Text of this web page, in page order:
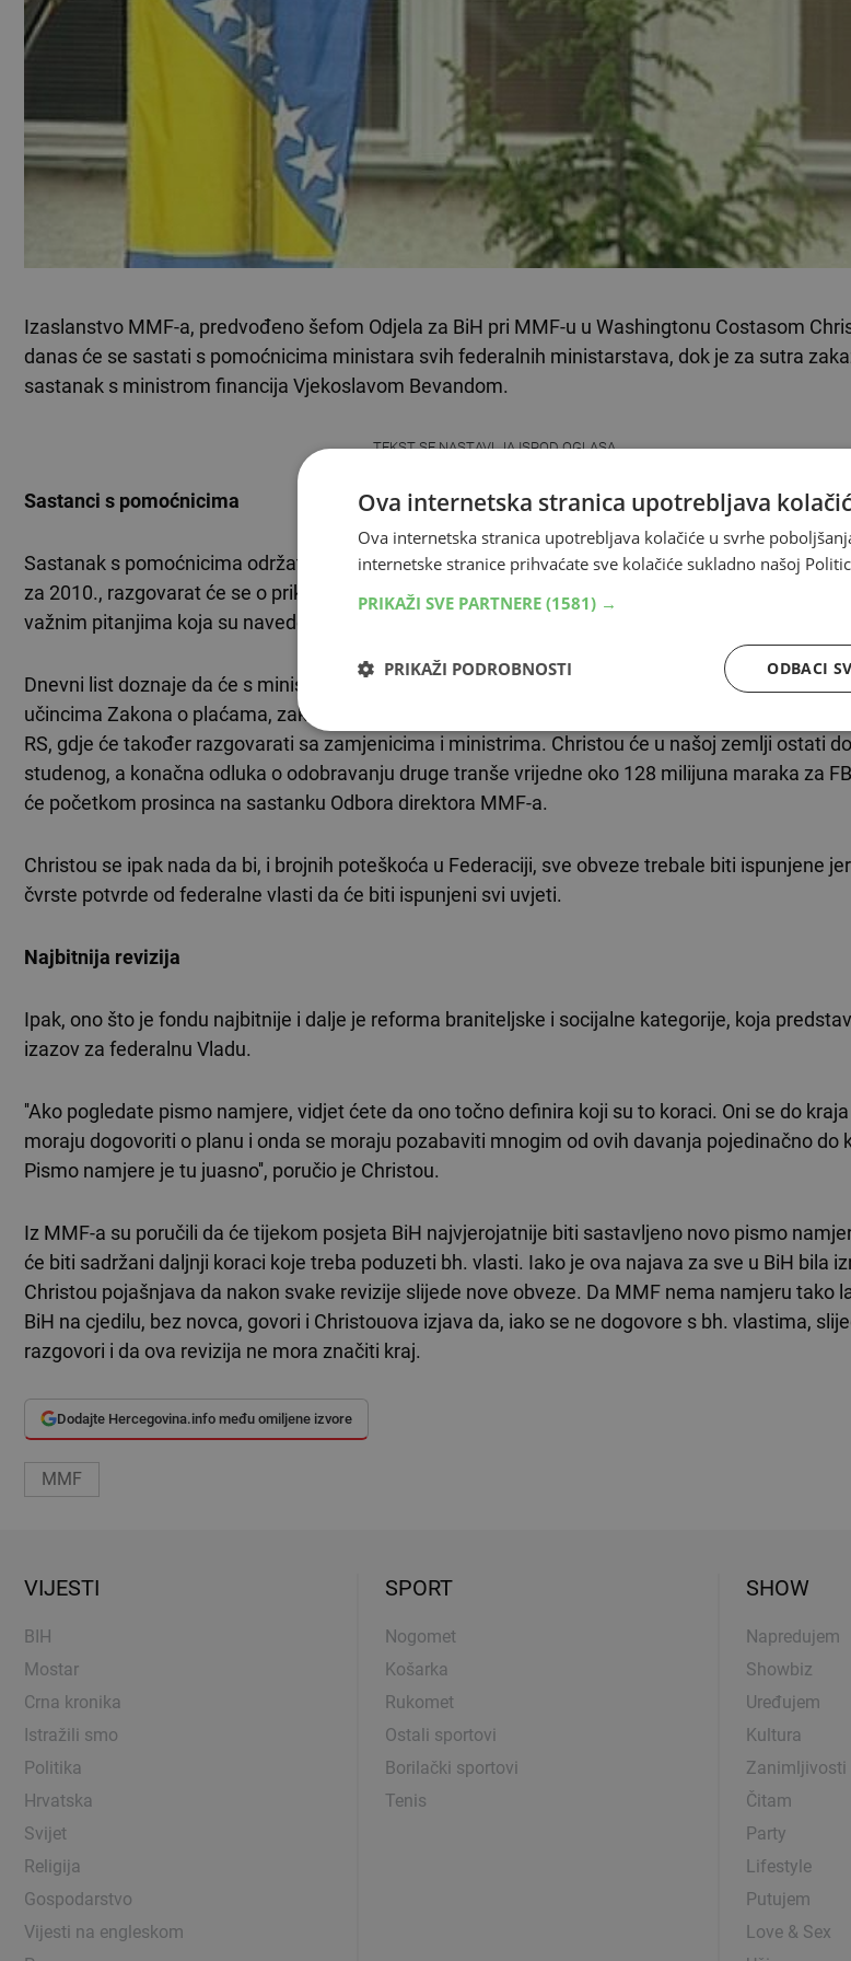
Izaslanstvo MMF-a, predvođeno šefom Odjela za BiH pri MMF-u u Washingtonu Costasom
danas će se sastati s pomoćnicima ministara svih federalnih ministarstava, dok je za sutra
sastanak s ministrom financija Vjekoslavom Bevandom.
TEKST SE NASTAVLJA ISPOD OGLASA
Sastanci s pomoćnicima
Sastanak s pomoćnicima održat će se kako bi se upoznali s izvršavanjem proračuna za 2009. i
za 2010., razgovarat će se o prikupljanju prihoda, unutarnjem dugu, planovima za privatizaciju i
važnim pitanjima koja su navedena u pismu namjere prilikom odobravanja prve tranše
Dnevni list doznaje da će s ministrom Bevandom biti govora o ekonomskoj situaciji, izvršenju
učincima Zakona o plaćama, zakonima o reviziji i socijalnom sektoru. Izaslanstvo MMF-a 9.
RS, gdje će također razgovarati sa zamjenicima i ministrima. Christou će u našoj zemlji ostati
studenog, a konačna odluka o odobravanju druge tranše vrijedne oko 128 milijuna maraka za
će početkom prosinca na sastanku Odbora direktora MMF-a.
Christou se ipak nada da bi, i brojnih poteškoća u Federaciji, sve obveze trebale biti ispunjene
čvrste potvrde od federalne vlasti da će biti ispunjeni svi uvjeti.
Najbitnija revizija
Ipak, ono što je fondu najbitnije i dalje je reforma braniteljske i socijalne kategorije, koja
izazov za federalnu Vladu.
''Ako pogledate pismo namjere, vidjet ćete da ono točno definira koji su to koraci. Oni se do
moraju dogovoriti o planu i onda se moraju pozabaviti mnogim od ovih davanja pojedinačno do
Pismo namjere je tu juasno'', poručio je Christou.
Iz MMF-a su poručili da će tijekom posjeta BiH najvjerojatnije biti sastavljeno novo pismo
će biti sadržani daljnji koraci koje treba poduzeti bh. vlasti. Iako je ova najava za sve u BiH bila
Christou pojašnjava da nakon svake revizije slijede nove obveze. Da MMF nema namjeru tako
BiH na cjedilu, bez novca, govori i Christouova izjava da, iako se ne dogovore s bh. vlastima,
razgovori i da ova revizija ne mora značiti kraj.
Dodajte Hercegovina.info među omiljene izvore
MMF
VIJESTI
BIH
Mostar
Crna kronika
Istražili smo
Politika
Hrvatska
Svijet
Religija
Gospodarstvo
Vijesti na engleskom
SPORT
Nogomet
Košarka
Rukomet
Ostali sportovi
Borilački sportovi
Tenis
SHOW
Napredujem
Showbiz
Uređujem
Kultura
Zanimljivosti
Čitam
Party
Lifestyle
Putujem
Love & Sex
Ova internetska stranica upotrebljava
Ova internetska stranica upotrebljava kolačiće u svrhe
internetske stranice prihvaćate sve kolačiće sukladno našoj
PRIKAŽI SVE PARTNERE (1581) →
ODBACI
PRIKAŽI PODROBNOSTI